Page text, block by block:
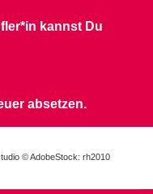
kannst Du
absetzen.
© AdobeStock: rh2010